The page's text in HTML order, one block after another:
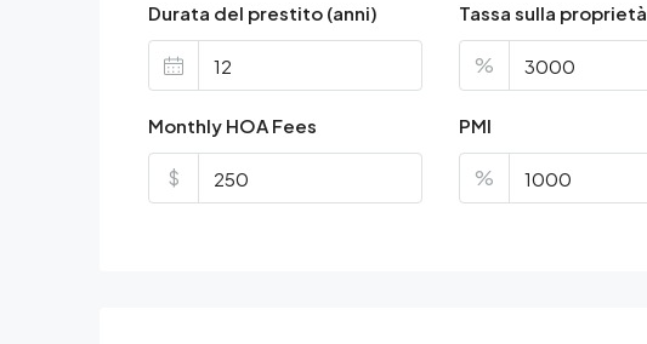
Durata del prestito (anni) Tassa sulla proprietà
%
Monthly HOA Fees
$
PMI
%